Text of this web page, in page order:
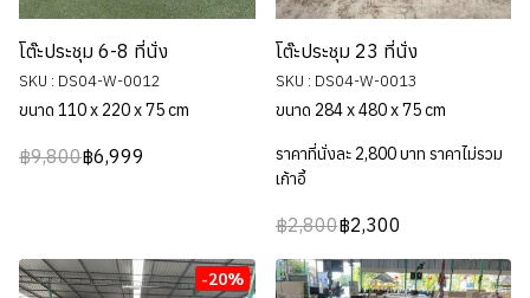
โต๊ะประชุม 6-8 ที่นั่ง
SKU : DS04-W-0012
ขนาด 110 x 220 x 75 cm
฿9,800฿6,999
โต๊ะประชุม 23 ที่นั่ง
SKU : DS04-W-0013
ขนาด 284 x 480 x 75 cm
ราคาที่นั่งละ 2,800 บาท ราคาไม่รวม
เก้าอี้
฿2,800฿2,300
-20%